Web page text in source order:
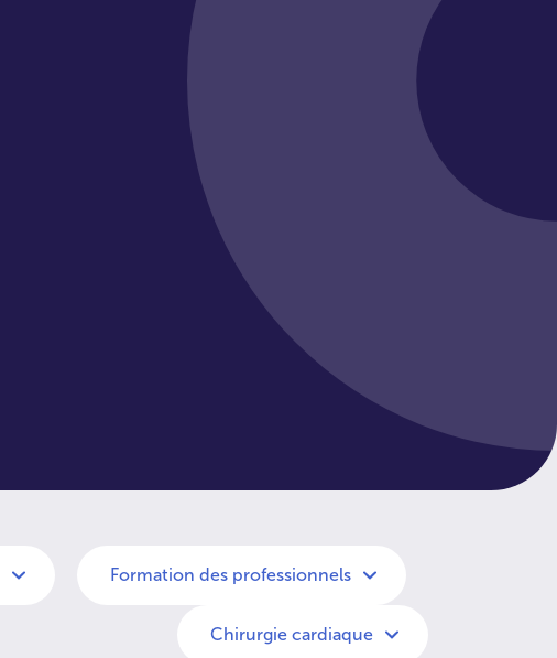
Formation des professionnels
Chirurgie cardiaque